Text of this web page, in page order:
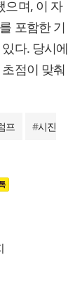
으며, 이 자
포함한 기
다. 당시에
점이 맞춰
프 #시진